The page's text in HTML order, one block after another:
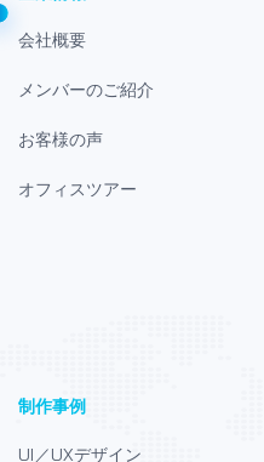
会社概要
メンバーのご紹介
お客様の声
オフィスツアー
制作事例
UI／UXデザイン